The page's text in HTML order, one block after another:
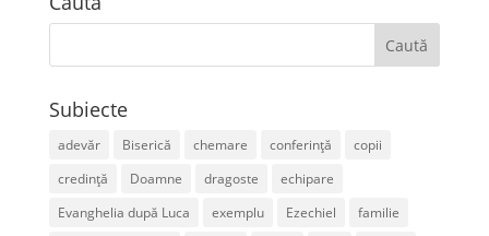
Subiecte
adevăr Biserică chemare conferință
copii
credință
Doamne dragoste
echipare
Evanghelia după Luca
exemplu Ezechiel
familie